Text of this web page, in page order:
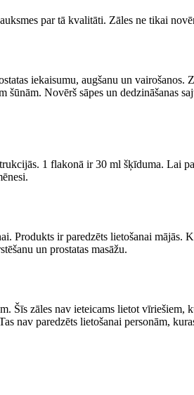
par tā kvalitāti. Zāles ne tikai
iekaisumu, augšanu un
Novērš sāpes un dedzināšanas
1 flakonā ir 30 ml šķīduma. Lai
Produkts ir paredzēts lietošanai
un prostatas masāžu.
Šīs zāles nav ieteicams lietot
nav paredzēts lietošanai personām,